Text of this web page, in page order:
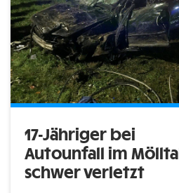
17-Jähriger bei
Autounfall im Mölltal
schwer verletzt